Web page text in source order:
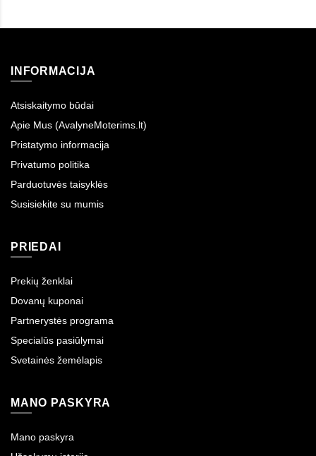
INFORMACIJA
Atsiskaitymo būdai
Apie Mus (AvalyneMoterims.lt)
Pristatymo informacija
Privatumo politika
Parduotuvės taisyklės
Susisiekite su mumis
PRIEDAI
Prekių ženklai
Dovanų kuponai
Partnerystės programa
Specialūs pasiūlymai
Svetainės žemėlapis
MANO PASKYRA
Mano paskyra